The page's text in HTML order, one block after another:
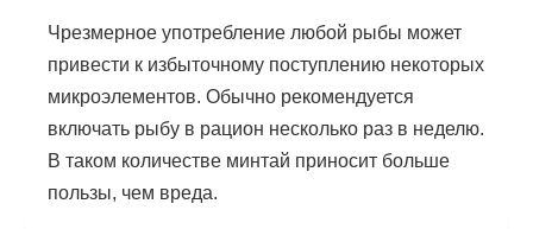
Чрезмерное употребление любой рыбы может
привести к избыточному поступлению некоторых
микроэлементов. Обычно рекомендуется
включать рыбу в рацион несколько раз в неделю.
В таком количестве минтай приносит больше
пользы, чем вреда.